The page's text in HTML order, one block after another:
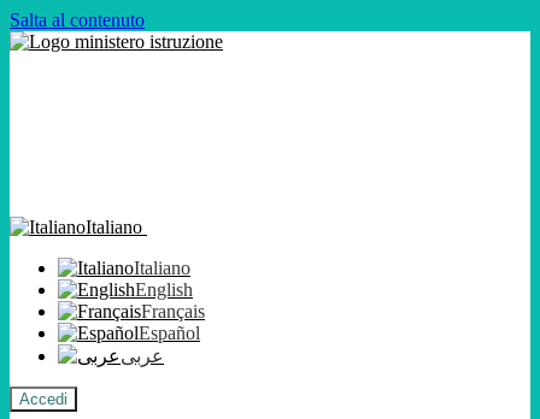
Salta al contenuto
Italiano
Italiano
English
Français
Español
عربى
Accedi